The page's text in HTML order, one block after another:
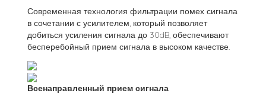
Современная технология фильтрации помех сигнала
в сочетании с усилителем, который позволяет
добиться усиления сигнала до 30dB, обеспечивают
бесперебойный прием сигнала в высоком качестве.
Всенаправленный прием сигнала